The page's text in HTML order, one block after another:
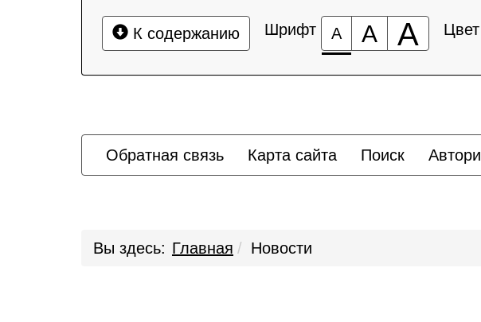
К содержанию Шрифт А А А Цвет
Обратная связь Карта сайта Поиск
Вы здесь: Главная Новости